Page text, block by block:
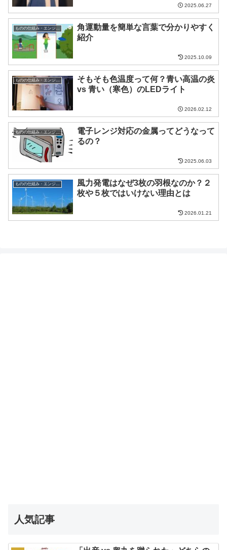
2025.06.27
ものの仕組み・エンジニア
角運動量を簡単な言葉で分かりやすく
紹介
2025.10.09
ものの仕組み・エンジニア
そもそも色温度って何？青い高温の炎
vs 青い（寒色）のLEDライト
2026.02.12
ものの仕組み・エンジニア
電子レンジ対応の金属ってどうなって
るの？
2025.06.03
ものの仕組み・エンジニア
風力発電はなぜ3枚の羽根なのか？２
枚や５枚ではいけない理由とは
2026.01.21
人気記事